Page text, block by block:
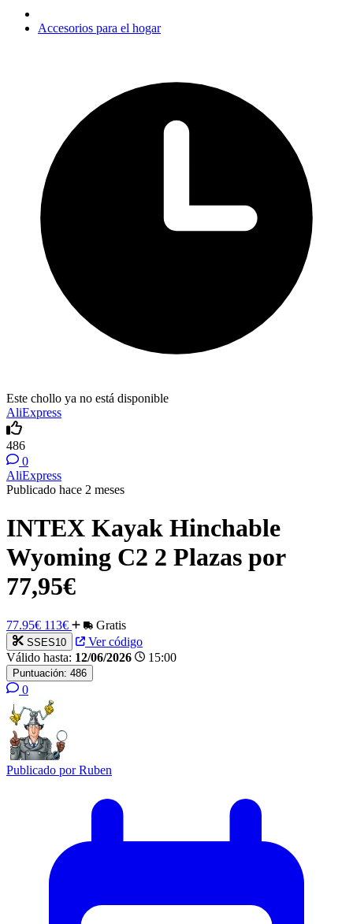
Accesorios para el hogar
Este chollo ya no está disponible
AliExpress
486
0
AliExpress
Publicado hace 2 meses
INTEX Kayak Hinchable
Wyoming C2 2 Plazas por
77,95€
77.95€ 113€ Gratis
SSES10
Ver código
Válido hasta: 12/06/2026 15:00
Puntuación: 486
0
Publicado porRuben